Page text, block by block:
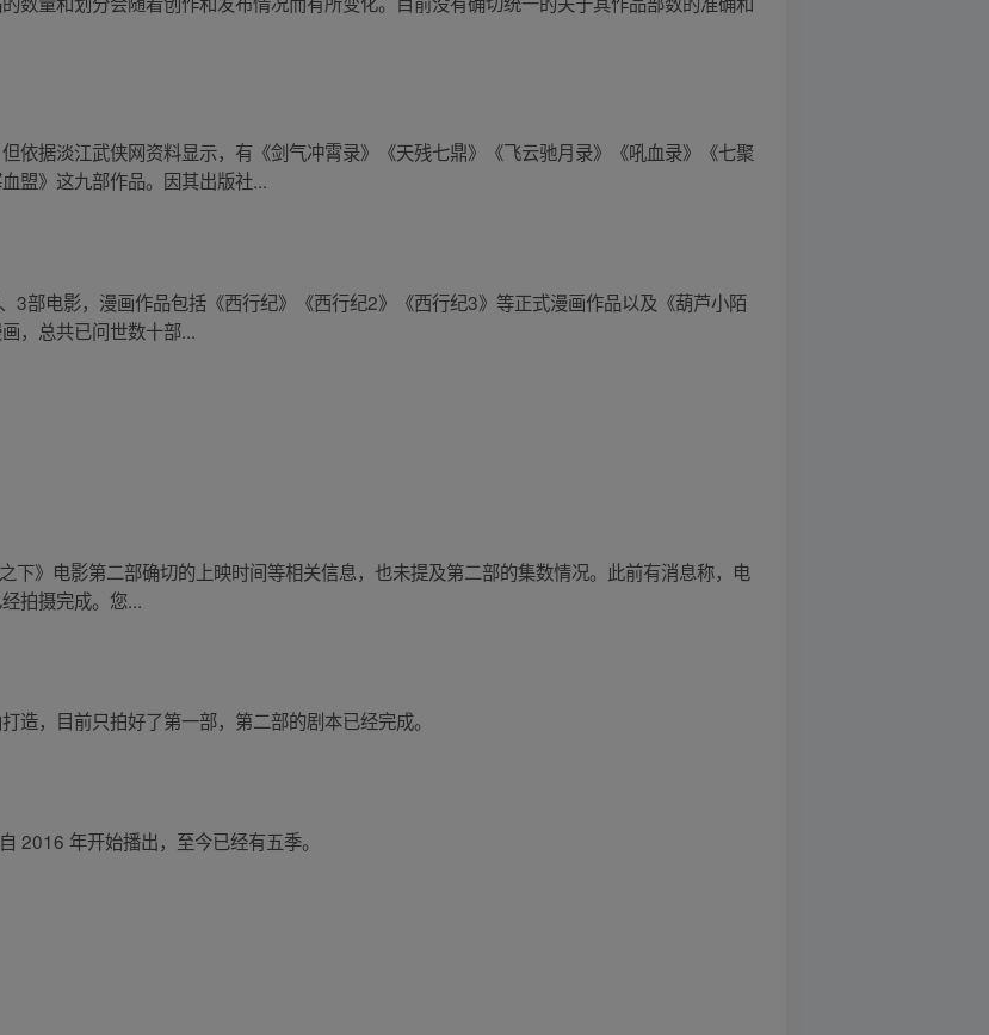
依据淡江武侠网资料显示，有《剑气冲霄录》《天残七鼎》《飞云驰月录》《吼血录》《七聚
盟》这九部作品。因其出版社...
3部电影，漫画作品包括《西行纪》《西行纪2》《西行纪3》等正式漫画作品以及《葫芦小陌
，总共已问世数十部...
下》电影第二部确切的上映时间等相关信息，也未提及第二部的集数情况。此前有消息称，电
拍摄完成。您...
造，目前只拍好了第一部，第二部的剧本已经完成。
2016 年开始播出，至今已经有五季。